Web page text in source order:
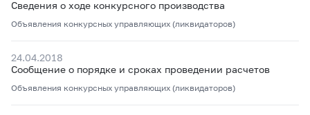
Сведения о ходе конкурсного производства
Объявления конкурсных управляющих (ликвидаторов)
24.04.2018
Сообщение о порядке и сроках проведении расчетов
Объявления конкурсных управляющих (ликвидаторов)